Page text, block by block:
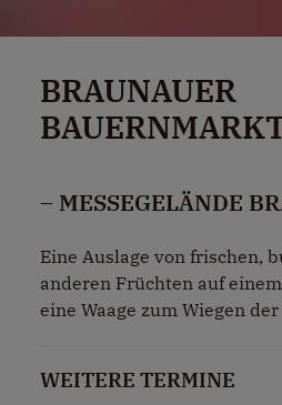
BRAUNAUER
– MESSEGELÄNDE
Eine Auslage von frischen,
anderen Früchten auf
eine Waage zum Wiegen
WEITERE TERMINE